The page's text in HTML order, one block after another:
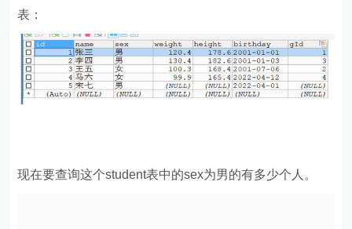
表：
现在要查询这个student表中的sex为男的有多少个人。